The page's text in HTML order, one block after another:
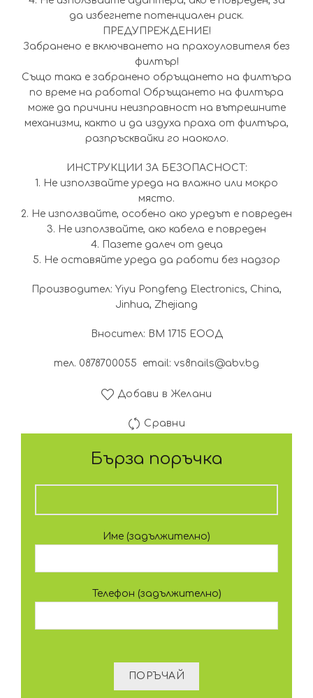
да избегнете потенциален риск.
ПРЕДУПРЕЖДЕНИЕ!
Забранено е включването на прахоуловителя без
филтър!
Също така е забранено обръщането на филтъра
по време на работа! Обръщането на филтъра
може да причини неизправност на вътрешните
механизми, както и да издуха праха от филтъра,
разпръсквайки го наоколо.
ИНСТРУКЦИИ ЗА БЕЗОПАСНОСТ:
1. Не използвайте уреда на влажно или мокро
място.
2. Не използвайте, особено ако уредът е повреден
3. Не използвайте, ако кабела е повреден
4. Пазете далеч от деца
5. Не оставяйте уреда да работи без надзор
Производител: Yiyu Pongfeng Electronics, China,
Jinhua, Zhejiang
Вносител: ВМ 1715 ЕООД
тел. 0878700055 email: vs8nails@abv.bg
Добави в Желани
Сравни
Бърза поръчка
Име (задължително)
Телефон (задължително)